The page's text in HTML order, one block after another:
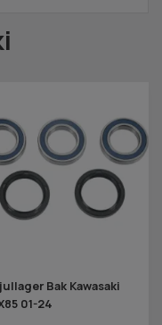
Bak Kawasaki
01-24